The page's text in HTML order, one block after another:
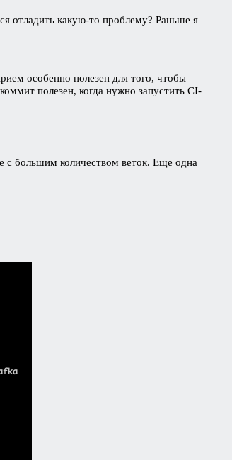
отладить какую-то проблему? Раньше я
особенно полезен для того, чтобы
полезен, когда нужно запустить CI-
с большим количеством веток. Еще одна